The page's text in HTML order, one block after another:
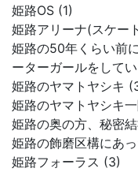
姫路OS (1)
姫路アリーナ(スケー
姫路の50年くらい前
ーターガールをして
姫路のヤマトヤシキ
姫路のヤマトヤシキ
姫路の奥の方、秘密
姫路の飾磨区構にあ
姫路フォーラス (3)